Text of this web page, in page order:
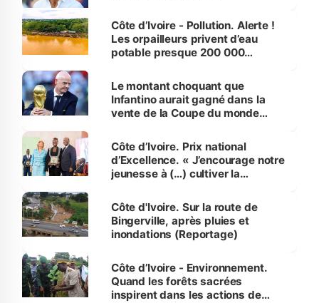
Côte d’Ivoire - Pollution. Alerte !
Les orpailleurs privent d’eau
potable presque 200 000
Le montant choquant que
Infantino aurait gagné dans la
vente de la Coupe du monde
Côte d’Ivoire. Prix national
d’Excellence. « J’encourage notre
jeunesse à (…) cultiver la
(Alassane Ouattara
Côte d'Ivoire. Sur la route de
Bingerville, après pluies et
inondations (Reportage)
Côte d’Ivoire - Environnement.
Quand les forêts sacrées
inspirent dans les actions de